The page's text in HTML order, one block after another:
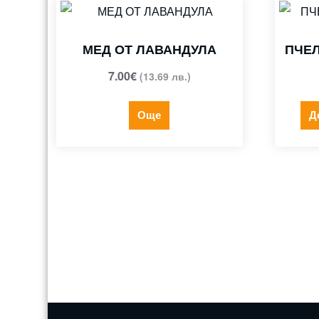
МЕД ОТ ЛАВАНДУЛА
7.00€ (13.69 лв.)
Още